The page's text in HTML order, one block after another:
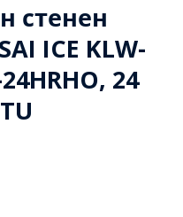
стенен
ICE KLW-
24